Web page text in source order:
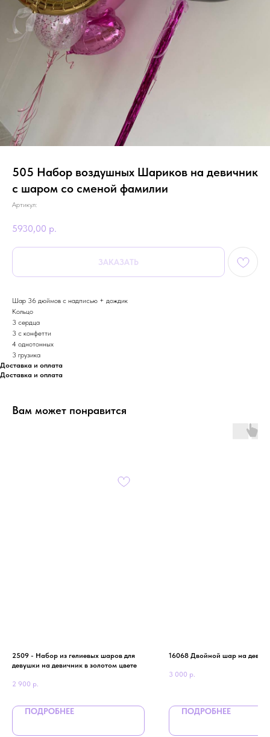
505 Набор воздушных Шариков на девичник
с шаром со сменой фамилии
Артикул:
5930,00 р.
ЗАКАЗАТЬ
Шар 36 дюймов с надписью + дождик
Кольцо
3 сердца
3 с конфетти
4 однотонных
3 грузика
Доставка и оплата
Доставка и оплата
Вам может понравится
2509 - Набор из гелиевых шаров для
девушки на девичник в золотом цвете
2 900 р.
ПОДРОБНЕЕ
16068 Двойной шар на
3 000 р.
ПОДРОБНЕЕ